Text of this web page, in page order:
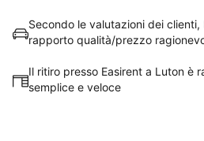
Secondo le valutazioni dei clienti,
rapporto qualità/prezzo
Il ritiro presso Easirent a Luton è
semplice e veloce